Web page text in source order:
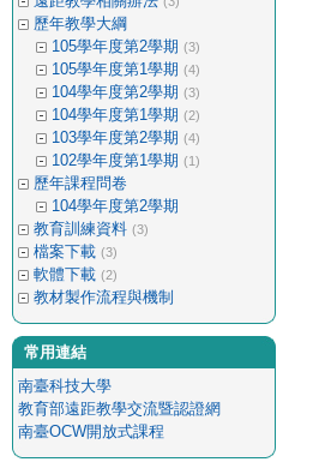
歷年教學大綱
105學年度第2學期 (3)
105學年度第1學期 (4)
104學年度第2學期 (3)
104學年度第1學期 (2)
103學年度第2學期 (4)
102學年度第1學期 (1)
歷年課程問卷
104學年度第2學期
教育訓練資料 (3)
檔案下載 (3)
軟體下載 (2)
教材製作流程與機制
常用連結
南臺科技大學
教育部遠距教學交流暨認證網
南臺OCW開放式課程